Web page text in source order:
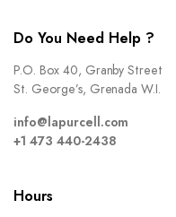
Do You Need Help ?
P.O. Box 40, Granby Street
St. George’s, Grenada W.I.
info@lapurcell.com
+1 473 440-2438
Hours